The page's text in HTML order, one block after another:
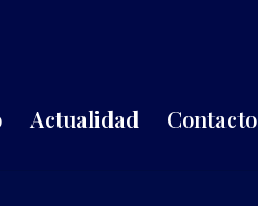
Actualidad Contacto